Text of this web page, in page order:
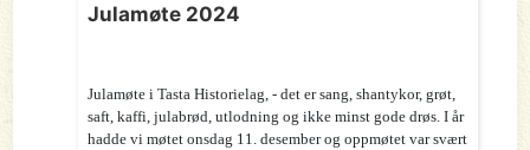
Julamøte 2024
Julamøte i Tasta Historielag, - det er sang, shantykor, grøt,
saft, kaffi, julabrød, utlodning og ikke minst gode drøs. I år
hadde vi møtet onsdag 11. desember og oppmøtet var svært